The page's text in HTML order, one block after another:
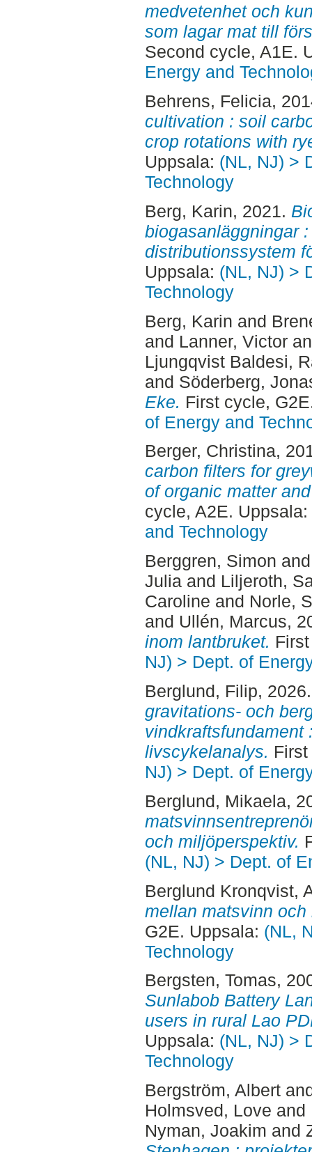
medvetenhet och
som lagar mat till
Second cycle, A1E.
Energy and
Behrens, Felicia,
cultivation : soil
crop rotations with
Uppsala: (NL, NJ) >
Technology
Berg, Karin, 2021.
biogasanläggningar
distributionssystem
Uppsala: (NL, NJ) >
Technology
Berg, Karin and
and Lanner, Victor
Ljungqvist Baldesi,
and Söderberg,
Eke. First cycle,
of Energy and
Berger, Christina,
carbon filters for
of organic matter
cycle, A2E. Uppsala:
and Technology
Berggren, Simon
Juliaand Liljeroth,
Caroline and Norle,
and Ullén, Marcus,
inom lantbruket.
NJ) > Dept. of
Berglund, Filip,
gravitations- och
vindkraftsfundament
livscykelanalys.
NJ) > Dept. of
Berglund, Mikaela,
och miljöperspektiv.
(NL, NJ) > Dept. of
Berglund Kronqvist,
mellan matsvinn och
G2E. Uppsala: (NL,
Technology
Bergsten, Tomas,
Sunlabob Battery
users in rural Lao
Uppsala: (NL, NJ) >
Technology
Bergström, Albert
Holmsved, Love and
Nyman, Joakim and